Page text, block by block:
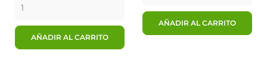
AÑADIR AL CARRITO
AÑADIR AL CARRITO